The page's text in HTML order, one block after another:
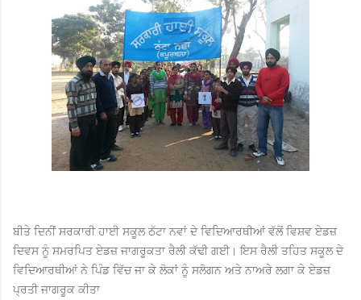
ਬੀਤੇ ਦਿਨੀਂ ਸਰਕਾਰੀ ਹਾਈ ਸਕੂਲ ਠੱਟਾ ਨਵਾਂ ਦੇ ਵਿਦਿਆਰਥੀਆਂ ਵੱਲੋਂ ਵਿਸ਼ਵ ਏਡਜ਼
ਦਿਵਸ ਨੂੰ ਸਮਰਪਿਤ ਏਡਜ਼ ਜਾਗਰੂਕਤਾ ਰੈਲੀ ਕੱਢੀ ਗਈ। ਇਸ ਰੈਲੀ ਤਹਿਤ ਸਕੂਲ ਦੇ
ਵਿਦਿਆਰਥੀਆਂ ਨੇ ਪਿੰਡ ਵਿੱਚ ਜਾ ਕੇ ਲੋਕਾਂ ਨੂੰ ਸਲੋਗਨ ਅਤੇ ਨਾਅਰੇ ਲਗਾ ਕੇ ਏਡਜ਼
ਪ੍ਰਤੀ ਜਾਗਰੂਕ ਕੀਤਾ